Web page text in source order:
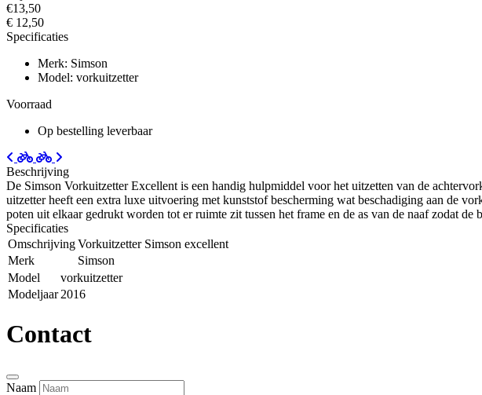
€13,50
€ 12,50
Specificaties
Merk: Simson
Model: vorkuitzetter
Voorraad
Op bestelling leverbaar
Beschrijving
De Simson Vorkuitzetter Excellent is een handig hulpmiddel voor het uitzetten van de
uitzetter heeft een extra luxe uitvoering met kunststof bescherming wat beschadiging aan de
poten uit elkaar gedrukt worden tot er ruimte zit tussen het frame en de as van de naaf zodat
Specificaties
OmschrijvingVorkuitzetter Simson excellent
Merk
Simson
Model
vorkuitzetter
Modeljaar 2016
Contact
Naam